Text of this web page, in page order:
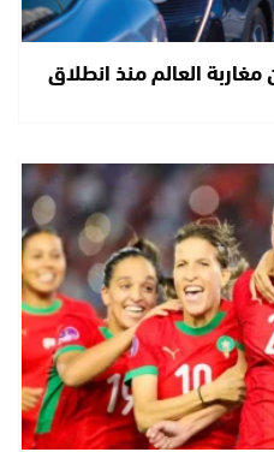
مليون من مغاربة العالم منذ انطلاق